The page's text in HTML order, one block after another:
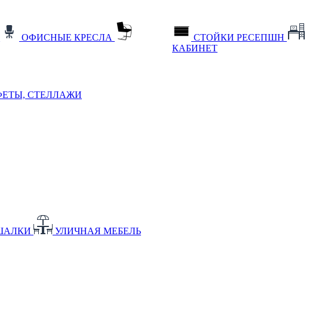
ОФИСНЫЕ КРЕСЛА
СТОЙКИ РЕСЕПШН
КАБИНЕТ
СТЕЛЛАЖИ
УЛИЧНАЯ МЕБЕЛЬ